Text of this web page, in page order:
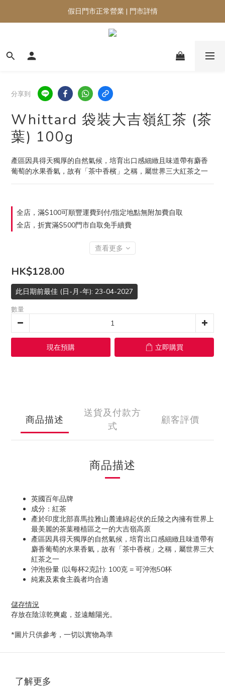
假日門市正常營業 | 門市詳情
分享到
Whittard 袋裝大吉嶺紅茶 (茶
葉) 100g
產區因具得天獨厚的自然氣候，培育出口感細緻且味道帶有麝香
葡萄的水果香氣，故有「茶中香檳」之稱，屬世界三大紅茶之一
全店，滿$100可順豐運費到付/指定地點無附加費自取
全店，折實滿$500門市自取免手續費
查看更多
HK$128.00
此日期前最佳 (日-月-年): 23-04-2027
數量
現在預購 立即購買
商品描述
送貨及付款方
式
顧客評價
商品描述
英國百年品牌
成分：紅茶
產於印度北部喜馬拉雅山麓連綿起伏的丘陵之內擁有世界上
最美麗的茶葉種植區之一的大吉嶺高原
產區因具得天獨厚的自然氣候，培育出口感細緻且味道帶有
麝香葡萄的水果香氣，故有「茶中香檳」之稱，屬世界三大
紅茶之一
沖泡份量 (以每杯2克計): 100克 = 可沖泡50杯
純素及素食主義者均合適
儲存情況
存放在陰涼乾爽處，並遠離陽光。
*圖片只供參考，一切以實物為準
了解更多